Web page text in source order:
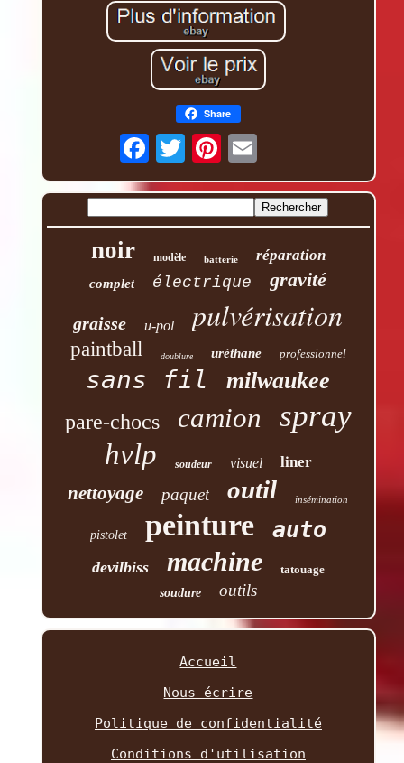
Share
noir modèle batterie réparation
complet électrique gravité
graisse u-pol pulvérisation
paintball doublure uréthane professionnel
sans fil milwaukee
pare-chocs camion spray
hvlp soudeur visuel liner
nettoyage paquet outil insémination
pistolet peinture auto
devilbiss machine
tatouage
soudure
outils
Accueil
Nous écrire
Politique de confidentialité
Conditions d'utilisation